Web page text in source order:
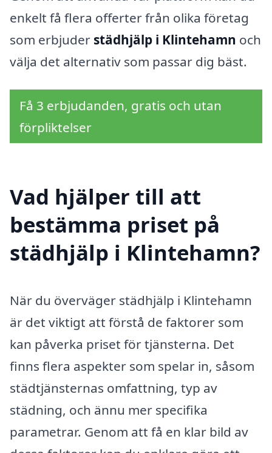
enkelt få flera offerter från olika företag
som erbjuder städhjälp i Klintehamn och
välja det alternativ som passar dig bäst.
Få 3 erbjudanden, gratis och utan
förpliktelser
Vad hjälper till att
bestämma priset på
städhjälp i Klintehamn?
När du överväger städhjälp i Klintehamn
är det viktigt att förstå de faktorer som
kan påverka priset för tjänsterna. Det
finns flera aspekter som spelar in, såsom
städtjänsternas omfattning, typ av
städning, och ännu mer specifika
parametrar. Genom att få en klar bild av